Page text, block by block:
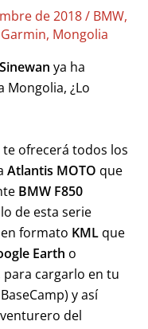
de 2018/ BMW,
Garmin, Mongolia
ya ha
Mongolia, ¿Lo
te ofrecerá todos los
Atlantis MOTO que
BMW F850
de esta serie
formato KMLque
Earth o
cargarlo en tu
y así
del